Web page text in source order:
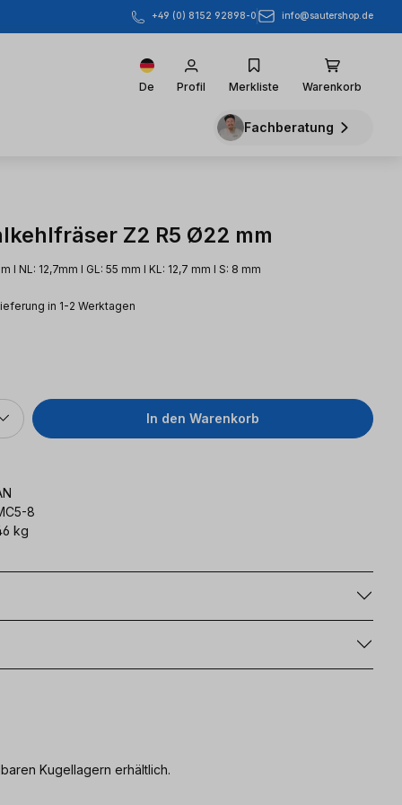
+49 (0) 8152 92898-0 info@sautershop.de
De Profil Merkliste Warenkorb
Fachberatung
Z2 R5 Ø22 mm
l NL: 12,7mm l GL: 55 mm l KL: 12,7 mm l S: 8 mm
in 1-2 Werktagen
In den Warenkorb
8
kg
Kugellagern erhältlich.